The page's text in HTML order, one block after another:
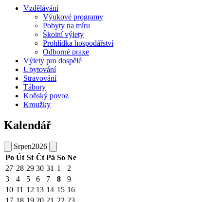
Vzdělávání
Výukové programy
Pobyty na míru
Školní výlety
Prohlídka hospodářství
Odborné praxe
Výlety pro dospělé
Ubytování
Stravování
Tábory
Koňský povoz
Kroužky
Kalendář
Srpen2026
Po Út St Čt Pá So Ne
27 28 29 30 31 1
2
3
4 5 6 7 8
9
10 11 12 13 14 15 16